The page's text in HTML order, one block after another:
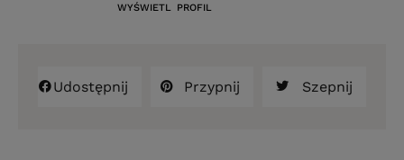
WYŚWIETL PROFIL
Udostępnij Przypnij Szepnij